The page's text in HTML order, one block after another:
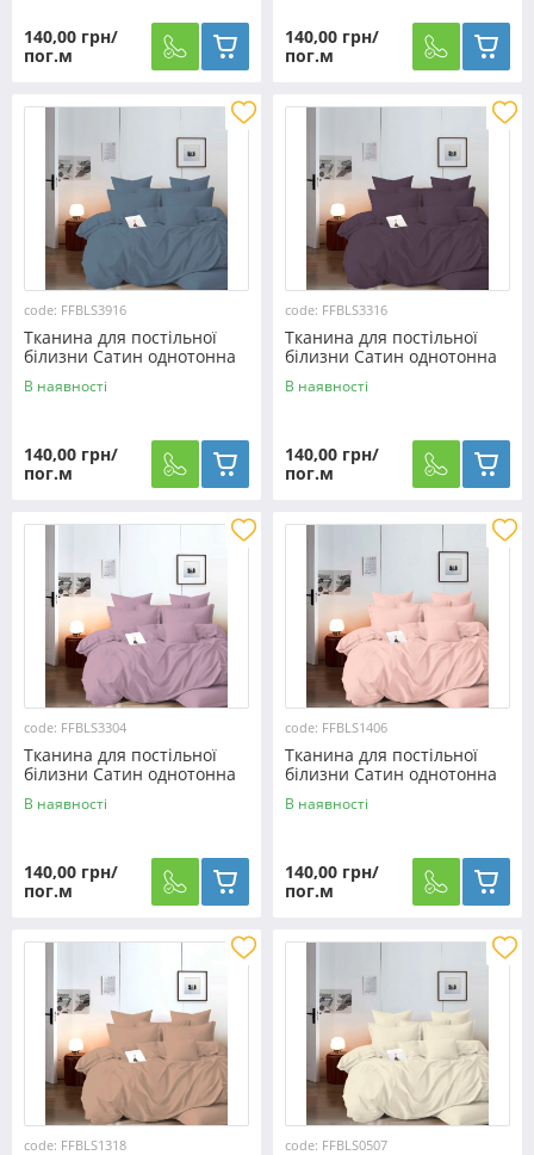
140,00 грн/
пог.м
140,00 грн/
пог.м
code: FFBLS3916
Тканина для постільної
білизни Сатин однотонна
S3916 (60м)
В наявності
140,00 грн/
пог.м
code: FFBLS3316
Тканина для постільної
білизни Сатин однотонна
S3316 (60м)
В наявності
140,00 грн/
пог.м
code: FFBLS3304
Тканина для постільної
білизни Сатин однотонна
S3304 (60м)
В наявності
140,00 грн/
пог.м
code: FFBLS1406
Тканина для постільної
білизни Сатин однотонна
S1406 (60м)
В наявності
140,00 грн/
пог.м
code: FFBLS1318 code: FFBLS0507